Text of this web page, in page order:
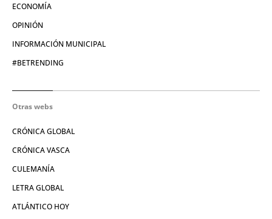
ECONOMÍA
OPINIÓN
INFORMACIÓN MUNICIPAL
#BETRENDING
Otras webs
CRÓNICA GLOBAL
CRÓNICA VASCA
CULEMANÍA
LETRA GLOBAL
ATLÁNTICO HOY